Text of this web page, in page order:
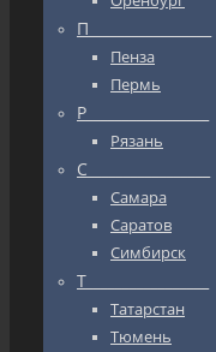
П_________________
Пенза
Пермь
Р_________________
Рязань
С_________________
Самара
Саратов
Симбирск
Т_________________
Татарстан
Тюмень